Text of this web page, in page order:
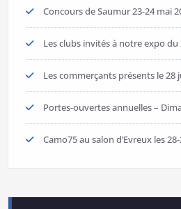
Concours de Saumur 23-24 mai
Les clubs invités à notre expo du
Les commerçants présents le 28
Portes-ouvertes annuelles –
Camo75 au salon d’Evreux les